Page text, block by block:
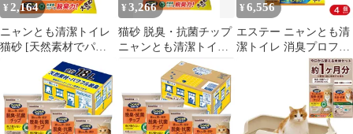
¥ 2,164
ニャンとも清潔トイレ
猫砂 [天然素材でパワ
フルに脱臭] 脱臭・抗
菌チップ 大きめの粒
2.5L システムトイレ 猫
用 消臭 ネコ砂
¥3,266
猫砂 脱臭・抗菌チップ
ニャンとも清潔トイレ
大きめの粒 4.5L システ
ムトイレ 猫用 消臭
¥ 6,556
エステー ニャンとも清
潔トイレ 消臭プロフェ
ッショナル 脱臭・抗菌
チップ 大きめの粒4．